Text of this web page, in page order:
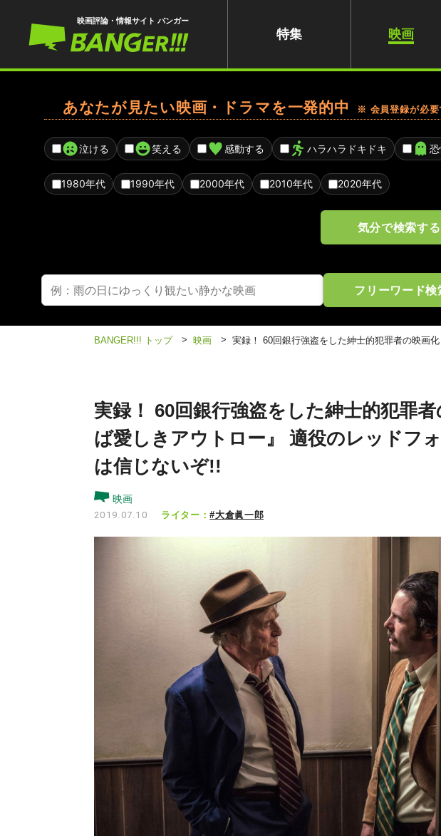
映画評論・情報サイト バンガー
特集 映画
あなたが見たい映画・ドラマを一発的中 ※ 会員登録が必要
泣ける 笑える 感動する ハラハラドキドキ
1980年代 1990年代 2000年代 2010年代 2020年代
気分で検索する
フリーワード検
BANGER!!! トップ > 映画 > 実録！ 60回銀行強盗をした紳士的犯罪者の映画
実録！ 60回銀行強盗をした紳士的犯罪
ば愛しきアウトロー』 適役のレッドフ
は信じないぞ!!
映画
2019.07.10 ライター：#大倉眞一郎